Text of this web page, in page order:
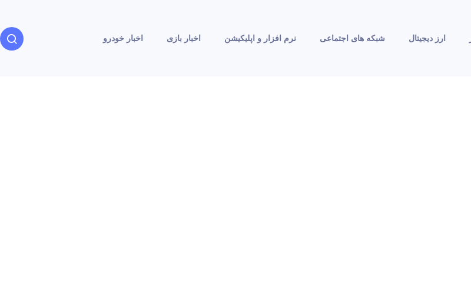
ارز دیجیتال شبکه های اجتماعی نرم افزار و اپلیکیشن اخبار بازی اخبار خودرو